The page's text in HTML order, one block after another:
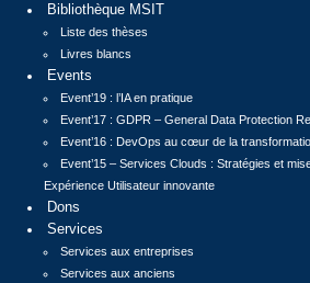
Bibliothèque MSIT
Liste des thèses
Livres blancs
Events
Event’19 : l’IA en pratique
Event’17 : GDPR – General Data Protection
Event’16 : DevOps au cœur de la
Event’15 – Services Clouds : Stratégies et
Expérience Utilisateur innovante
Dons
Services
Services aux entreprises
Services aux anciens